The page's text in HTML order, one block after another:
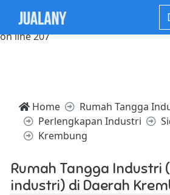
Notice: Trying to access array
/home/websiteden/public_html/
on line 207
Home
Rumah Tangga
Perlengkapan Industri
Krembung
Rumah Tangga Industri
industri) di Daerah